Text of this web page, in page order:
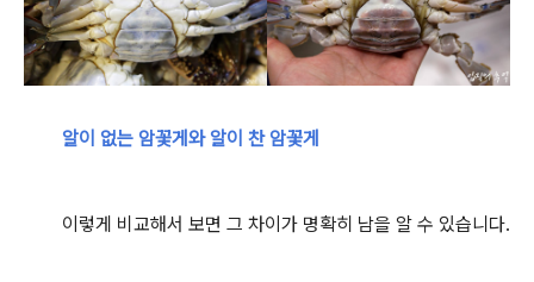
알이 없는 암꽃게와 알이 찬 암꽃게
이렇게 비교해서 보면 그 차이가 명확히 남을 알 수 있습니다.